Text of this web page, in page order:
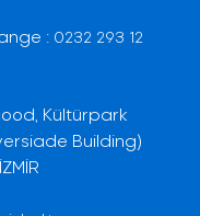
: 0232 293 12
Kültürpark
Building)